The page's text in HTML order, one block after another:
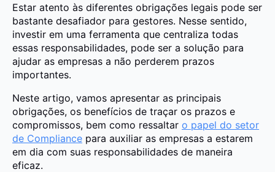
Estar atento às diferentes obrigações legais pode ser
bastante desafiador para gestores. Nesse sentido,
investir em uma ferramenta que centraliza todas
essas responsabilidades, pode ser a solução para
ajudar as empresas a não perderem prazos
importantes.
Neste artigo, vamos apresentar as principais
obrigações, os benefícios de traçar os prazos e
compromissos, bem como ressaltar o papel do setor
de Compliance para auxiliar as empresas a estarem
em dia com suas responsabilidades de maneira
eficaz.